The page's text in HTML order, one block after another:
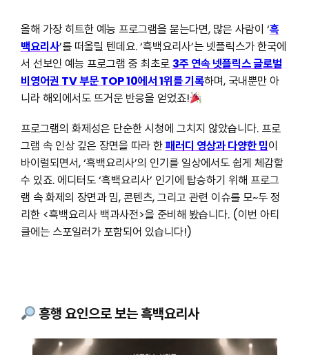
올해 가장 히트한 예능 프로그램을 묻는다면, 많은 사람이 ‘흑
백요리사’를 떠올릴 텐데요. ‘흑백요리사’는 넷플릭스가 한국에
서 선보인 예능 프로그램 중 최초로 3주 연속 넷플릭스 글로벌
비영어권 TV 부문 TOP 10에서 1위를 기록하며, 국내뿐만 아
니라 해외에서도 뜨거운 반응을 얻었죠!
프로그램의 화제성은 단순한 시청에 그치지 않았습니다. 프로
그램 속 인상 깊은 장면을 따라 한패러디 영상과 다양한 밈이
바이럴되면서, ‘흑백요리사’의 인기를 일상에서도 쉽게 체감할
수 있죠. 에디터도 ‘흑백요리사’ 인기에 탑승하기 위해 프로그
램 속 화제의 장면과 밈, 콘텐츠, 그리고 관련 이슈를 모~두 정
리한 <흑백요리사 백과사전>을 준비해 봤습니다. (이번 아티
클에는 스포일러가 포함되어 있습니다!)
흥행 요인으로 보는 흑백요리사